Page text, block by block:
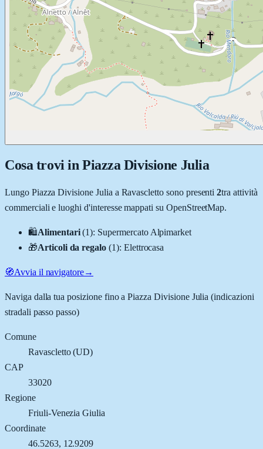
Cosa trovi in Piazza Divisione Julia
Lungo Piazza Divisione Julia a Ravascletto sono presenti 2tra attività
commerciali e luoghi d'interesse mappati su OpenStreetMap.
🛍️Alimentari (1): Supermercato Alpimarket
🎁Articoli da regalo (1): Elettrocasa
🧭Avvia il navigatore→
Naviga dalla tua posizione fino aPiazza Divisione Julia (indicazioni
stradali passo passo)
Comune
Ravascletto(UD)
CAP
33020
Regione
Friuli-Venezia Giulia
Coordinate
46.5263, 12.9209